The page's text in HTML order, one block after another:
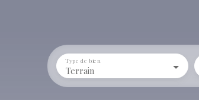
Terrain
Type de bien